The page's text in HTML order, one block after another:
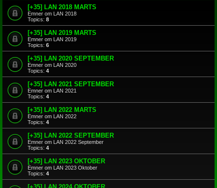
[+35] LAN 2018 MARTS
Emner om LAN 2018
Topics: 8
[+35] LAN 2019 MARTS
Emner om LAN 2019
Topics: 6
[+35] LAN 2020 SEPTEMBER
Emner om LAN 2020
Topics: 4
[+35] LAN 2021 SEPTEMBER
Emner om LAN 2021
Topics: 4
[+35] LAN 2022 MARTS
Emner om LAN 2022
Topics: 4
[+35] LAN 2022 SEPTEMBER
Emner om LAN 2022 September
Topics: 4
[+35] LAN 2023 OKTOBER
Emner om LAN 2023 Oktober
Topics: 4